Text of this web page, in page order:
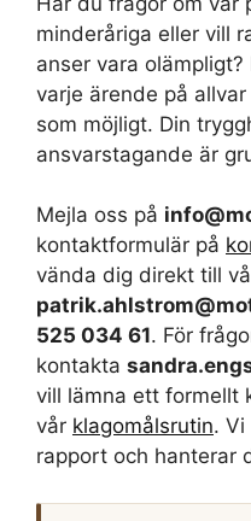
minderåriga eller vill
anser vara
varje ärende på
som möjligt. Din
ansvarstagande är
Mejla oss på
kontaktformulär på
vända dig direkt till
525 034 61. För
kontakta
vill lämna ett formellt
vår klagomålsrutin. Vi
rapport och hanterar